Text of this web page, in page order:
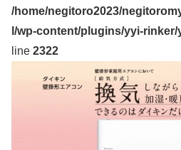
/home/negitoro2023/
l/wp-content/plugins/yyi-
line 2322